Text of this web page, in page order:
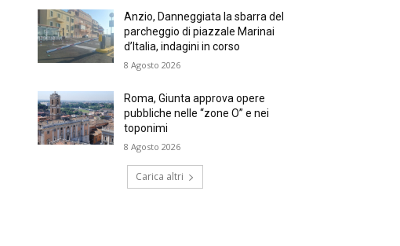
Anzio, Danneggiata la sbarra del
parcheggio di piazzale Marinai
d’Italia, indagini in corso
8 Agosto 2026
Roma, Giunta approva opere
pubbliche nelle “zone O” e nei
toponimi
8 Agosto 2026
Carica altri